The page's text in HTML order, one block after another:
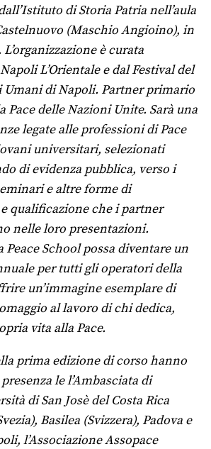
di Storia Patria nell’aula
(Maschio Angioino), in
è curata
L’Orientale e dal Festival del
Umani di Napoli. Partner primario
Pace delle Nazioni Unite. Sarà una
legate alle professioni di Pace
universitari, selezionati
di evidenza pubblica, verso i
e altre forme di
qualificazione che i partner
nelle loro presentazioni.
Peace School possa diventare un
per tutti gli operatori della
un’immagine esemplare di
al lavoro di chi dedica,
vita alla Pace.
prima edizione di corso hanno
le l’Ambasciata di
di San Josè del Costa Rica
Basilea (Svizzera), Padova e
l’Associazione Assopace